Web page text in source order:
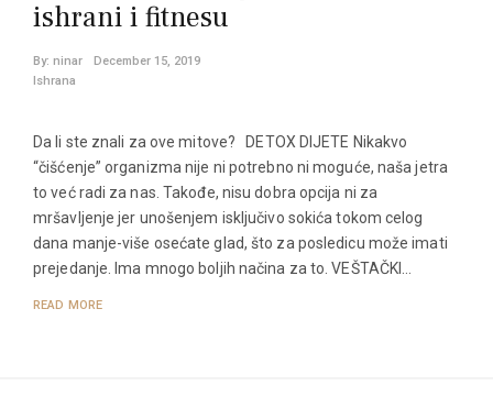
ishrani i fitnesu
By: ninar
December 15, 2019
Ishrana
Da li ste znali za ove mitove? DETOX DIJETE Nikakvo
“čišćenje” organizma nije ni potrebno ni moguće, naša jetra
to već radi za nas. Takođe, nisu dobra opcija ni za
mršavljenje jer unošenjem isključivo sokića tokom celog
dana manje-više osećate glad, što za posledicu može imati
prejedanje. Ima mnogo boljih načina za to. VEŠTAČKI…
READ MORE